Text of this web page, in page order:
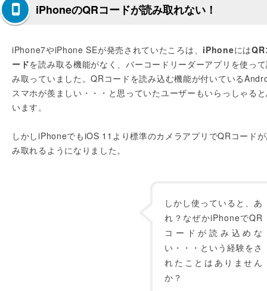
iPhoneのQRコードが読み取れない！
iPhone7やiPhone SEが発売されていたころは、 iPhoneにはQR
ードを読み取る機能がなく、バーコードリーダーアプリを使っ
み取っていました。QRコードを読み込む機能が付いている
スマホが羨ましい・・・と思っていたユーザーもいらっしゃる
います。
しかしiPhoneでもiOS 11より標準のカメラアプリでQRコード
み取れるようになりました。
しかし使っていると、あ
れ？なぜかiPhoneでQR
コードが読み込めな
い・・・という経験をさ
れたことはありません
か？